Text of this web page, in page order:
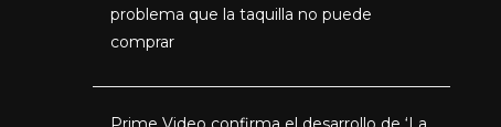
problema que la taquilla no puede
comprar